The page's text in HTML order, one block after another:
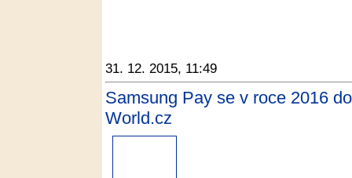
31. 12. 2015, 11:49
Samsung Pay se v roce 2016
World.cz